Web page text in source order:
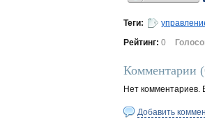
Теги:
Рейтинг: 0
Комментарии (
Нет
Добавить